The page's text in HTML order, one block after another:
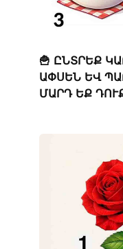
🍟 ԸՆՏՐԵՔ
ԱՓՍԵՆ ԵՎ
ՄԱՐԴ ԵՔ